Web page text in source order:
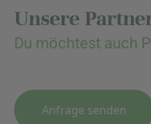
Unsere
Du möchtest auch
Anfrage senden